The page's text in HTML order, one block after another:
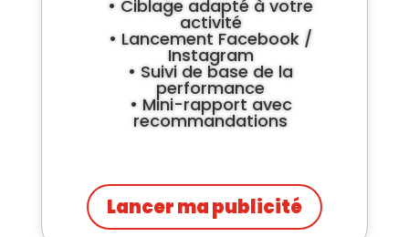
• Ciblage adapté à votre
activité
• Lancement Facebook /
Instagram
• Suivi de base de la
performance
• Mini-rapport avec
recommandations
Lancer ma publicité